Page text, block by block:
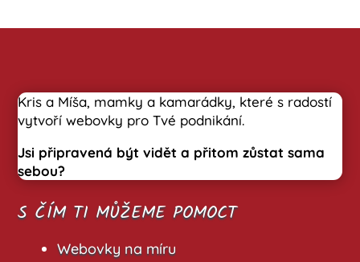
Kris a Míša, mamky a kamarádky, které s radostí
vytvoří webovky pro Tvé podnikání.
Jsi připravená být vidět a přitom zůstat sama
sebou?
S ČÍM TI MŮŽEME POMOCT
Webovky na míru